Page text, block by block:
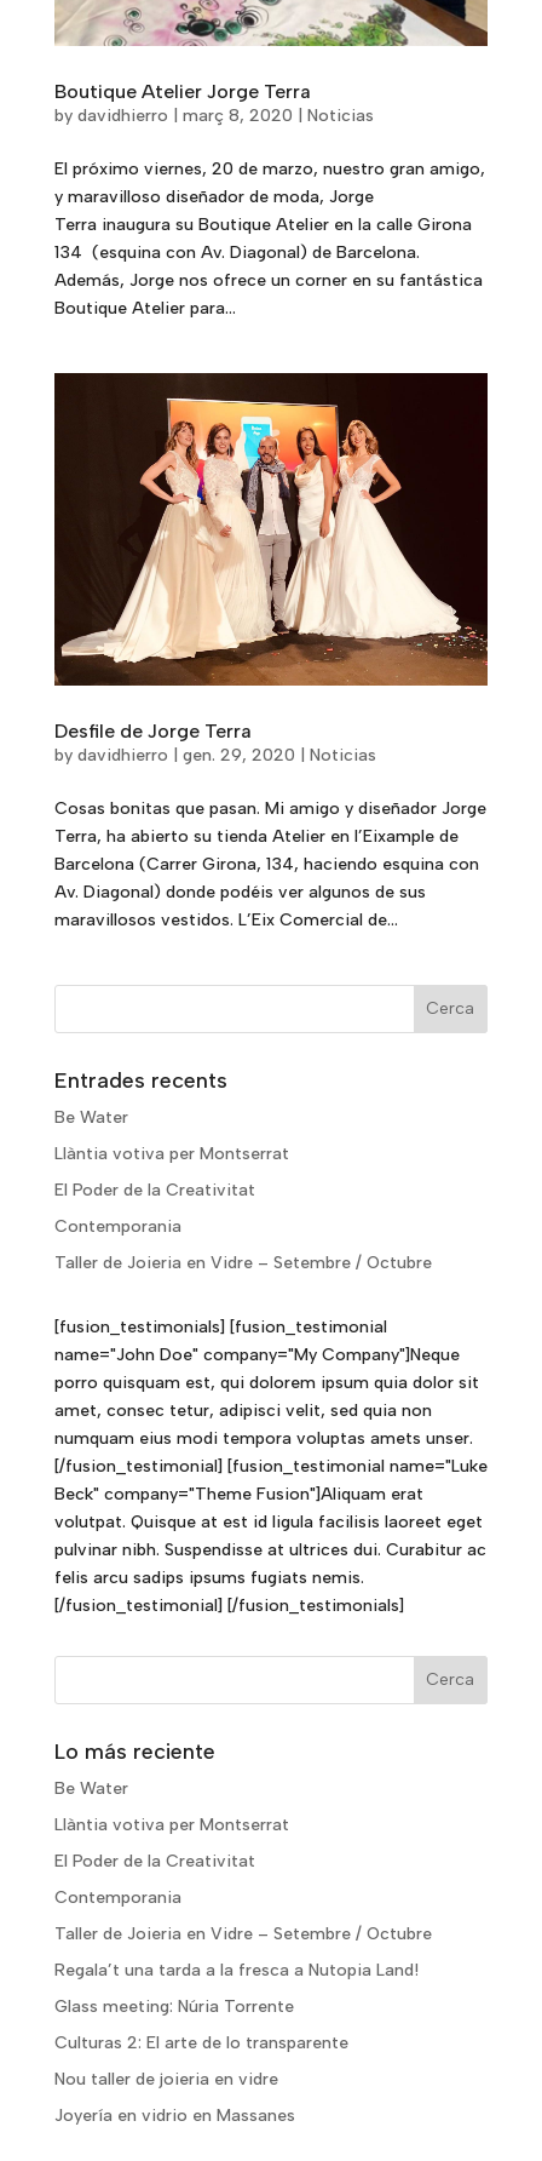
Boutique Atelier Jorge Terra
by davidhierro març 8, 2020 Noticias
El próximo viernes, 20 de marzo, nuestro gran amigo,
y maravilloso diseñador de moda, Jorge
Terra inaugura su Boutique Atelier en la calle Girona
134 (esquina con Av. Diagonal) de Barcelona.
Además, Jorge nos ofrece un corner en su fantástica
Boutique Atelier para...
Desfile de Jorge Terra
by davidhierro gen. 29, 2020 Noticias
Cosas bonitas que pasan. Mi amigo y diseñador Jorge
Terra, ha abierto su tienda Atelier en l’Eixample de
Barcelona (Carrer Girona, 134, haciendo esquina con
Av. Diagonal) donde podéis ver algunos de sus
maravillosos vestidos. L’Eix Comercial de...
Entrades recents
Be Water
Llàntia votiva per Montserrat
El Poder de la Creativitat
Contemporania
Taller de Joieria en Vidre – Setembre / Octubre
[fusion_testimonials] [fusion_testimonial
name="John Doe" company="My Company"]Neque
porro quisquam est, qui dolorem ipsum quia dolor sit
amet, consec tetur, adipisci velit, sed quia non
numquam eius modi tempora voluptas amets unser.
[/fusion_testimonial] [fusion_testimonial name="Luke
Beck" company="Theme Fusion"]Aliquam erat
volutpat. Quisque at est id ligula facilisis laoreet eget
pulvinar nibh. Suspendisse at ultrices dui. Curabitur ac
felis arcu sadips ipsums fugiats nemis.
[/fusion_testimonial] [/fusion_testimonials]
Lo más reciente
Be Water
Llàntia votiva per Montserrat
El Poder de la Creativitat
Contemporania
Taller de Joieria en Vidre – Setembre / Octubre
Regala’t una tarda a la fresca a Nutopia Land!
Glass meeting: Núria Torrente
Culturas 2: El arte de lo transparente
Nou taller de joieria en vidre
Joyería en vidrio en Massanes